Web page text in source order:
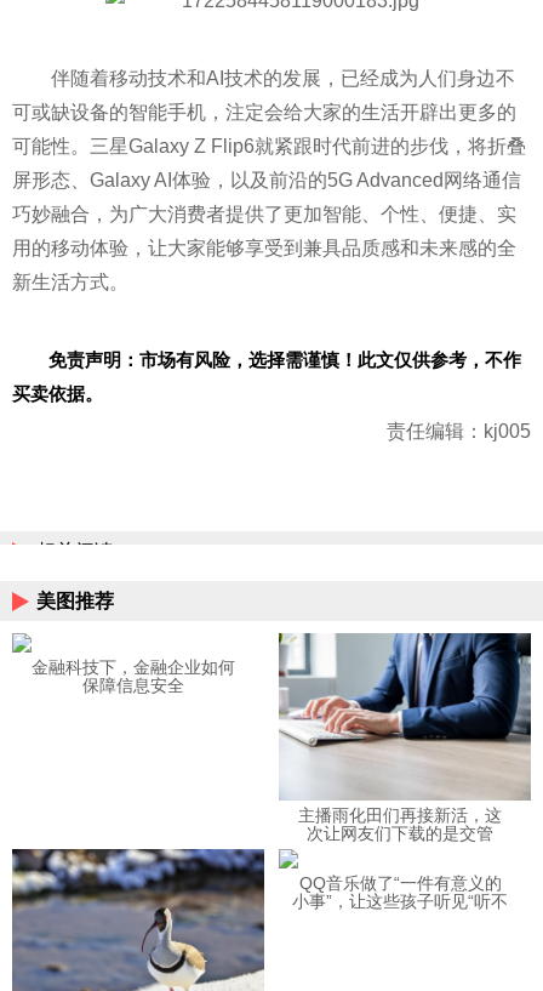
伴随着移动技术和AI技术的发展，已经成为人们身边不
可或缺设备的智能手机，注定会给大家的生活开辟出更多的
可能性。三星Galaxy Z Flip6就紧跟时代前进的步伐，将折叠
屏形态、Galaxy AI体验，以及前沿的5G Advanced网络通信
巧妙融合，为广大消费者提供了更加智能、个性 、便捷、实
用的移动体验，让大家能够享受到兼具品质感和未来感的全
新生活方式。
免责声明：市场有风险，选择需谨慎！此文仅供参考，不作
买卖依据。
责任编辑：kj005
相关阅读
美图推荐
金融科技下，金融企业如何
保障信息安全
主播雨化田们再接新活，这
次让网友们下载的是交管
QQ音乐做了“一件有意义的
小事”，让这些孩子听见“听不